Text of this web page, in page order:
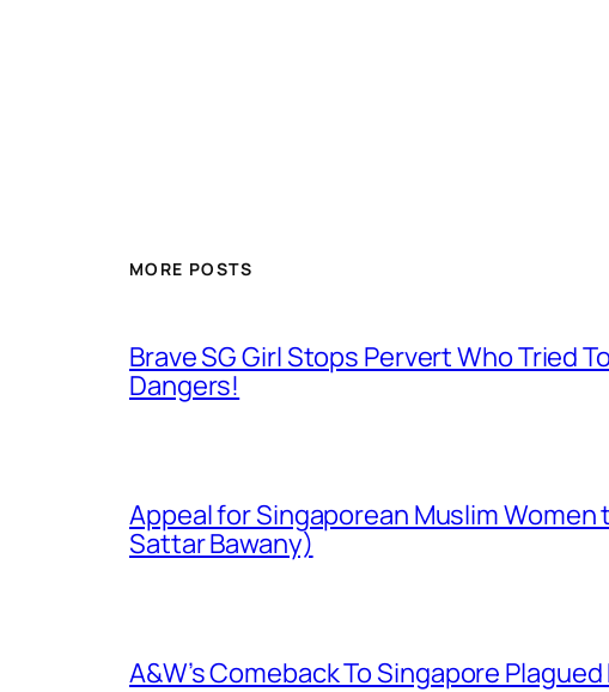
MORE POSTS
Brave SG Girl Stops Pervert Who Tried
Dangers!
Appeal for Singaporean Muslim
Sattar Bawany)
A&W’s Comeback To Singapore